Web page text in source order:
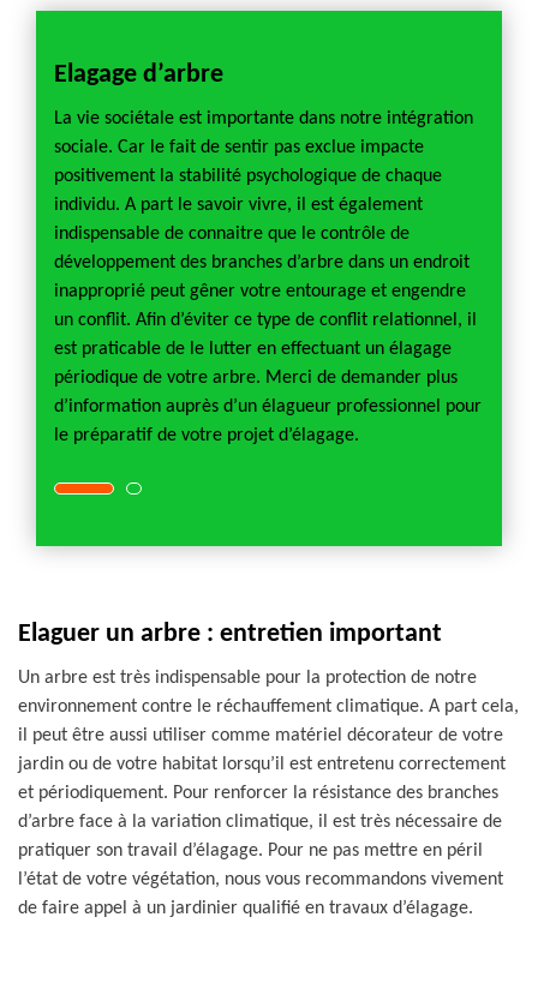
Elagage d’arbre
La vie sociétale est importante dans notre intégration
sociale. Car le fait de sentir pas exclue impacte
positivement la stabilité psychologique de chaque
individu. A part le savoir vivre, il est également
indispensable de connaitre que le contrôle de
développement des branches d’arbre dans un endroit
inapproprié peut gêner votre entourage et engendre
un conflit. Afin d’éviter ce type de conflit relationnel, il
est praticable de le lutter en effectuant un élagage
périodique de votre arbre. Merci de demander plus
d’information auprès d’un élagueur professionnel pour
le préparatif de votre projet d’élagage.
Elaguer un arbre : entretien important
Un arbre est très indispensable pour la protection de notre
environnement contre le réchauffement climatique. A part cela,
il peut être aussi utiliser comme matériel décorateur de votre
jardin ou de votre habitat lorsqu’il est entretenu correctement
et périodiquement. Pour renforcer la résistance des branches
d’arbre face à la variation climatique, il est très nécessaire de
pratiquer son travail d’élagage. Pour ne pas mettre en péril
l’état de votre végétation, nous vous recommandons vivement
de faire appel à un jardinier qualifié en travaux d’élagage.